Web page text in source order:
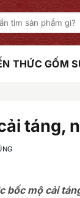
THỨC GỐM
táng,
bốc mộ cải